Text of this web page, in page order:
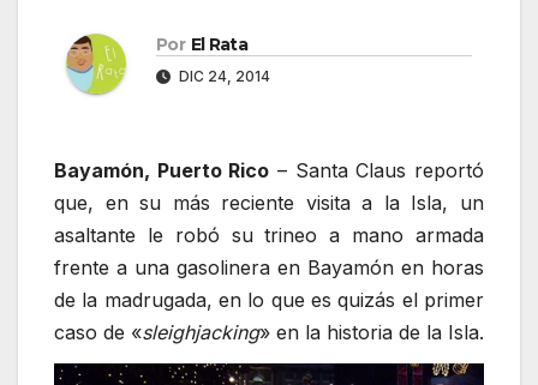
Por El Rata
DIC 24, 2014
Bayamón, Puerto Rico – Santa Claus reportó
que, en su más reciente visita a la Isla, un
asaltante le robó su trineo a mano armada
frente a una gasolinera en Bayamón en horas
de la madrugada, en lo que es quizás el primer
caso de «sleighjacking» en la historia de la Isla.